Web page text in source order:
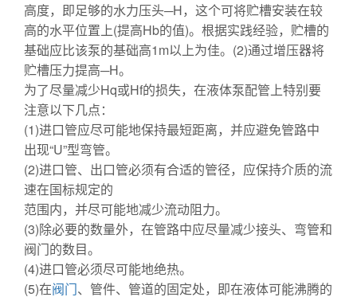
高度，即足够的水力压头─H，这个可将贮槽安装在较
高的水平位置上(提高Hb的值)。根据实践经验，贮槽的
基础应比该泵的基础高1m以上为佳。(2)通过增压器将
贮槽压力提高─H。
为了尽量减少Hq或Hf的损失，在液体泵配管上特别要
注意以下几点：
(1)进口管应尽可能地保持最短距离，并应避免管路中
出现“U”型弯管。
(2)进口管、出口管必须有合适的管径，应保持介质的流
速在国标规定的
范围内，并尽可能地减少流动阻力。
(3)除必要的数量外，在管路中应尽量减少接头、弯管和
阀门的数目。
(4)进口管必须尽可能地绝热。
(5)在阀门、管件、管道的固定处，即在液体可能沸腾的